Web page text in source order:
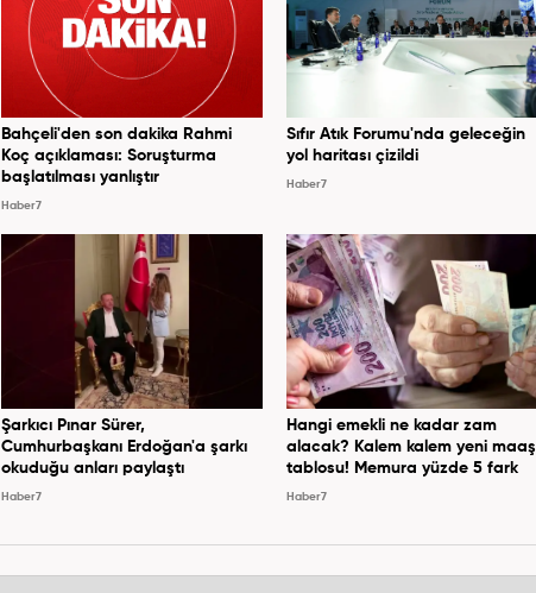
Bahçeli'den son dakika Rahmi
Koç açıklaması: Soruşturma
başlatılması yanlıştır
Haber7
Sıfır Atık Forumu'nda geleceğin
yol haritası çizildi
Haber7
Şarkıcı Pınar Sürer,
Cumhurbaşkanı Erdoğan'a şarkı
okuduğu anları paylaştı
Haber7
Hangi emekli ne kadar zam
alacak? Kalem kalem yeni maaş
tablosu! Memura yüzde 5 fark
Haber7